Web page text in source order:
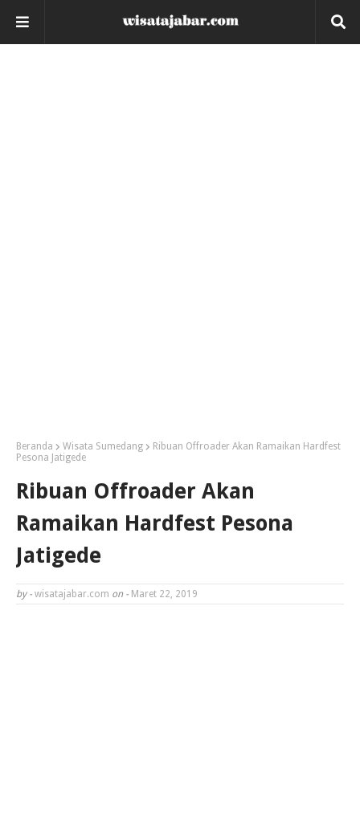
Beranda Wisata Sumedang
Ribuan Offroader Akan Ramaikan Hardfest
Pesona Jatigede
Ribuan Offroader Akan
Ramaikan Hardfest Pesona
Jatigede
by - wisatajabar.com on - Maret 22, 2019